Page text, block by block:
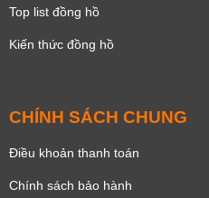
Top list đồng hồ
Kiến thức đồng hồ
CHÍNH SÁCH CHUNG
Điều khoản thanh toán
Chính sách bảo hành